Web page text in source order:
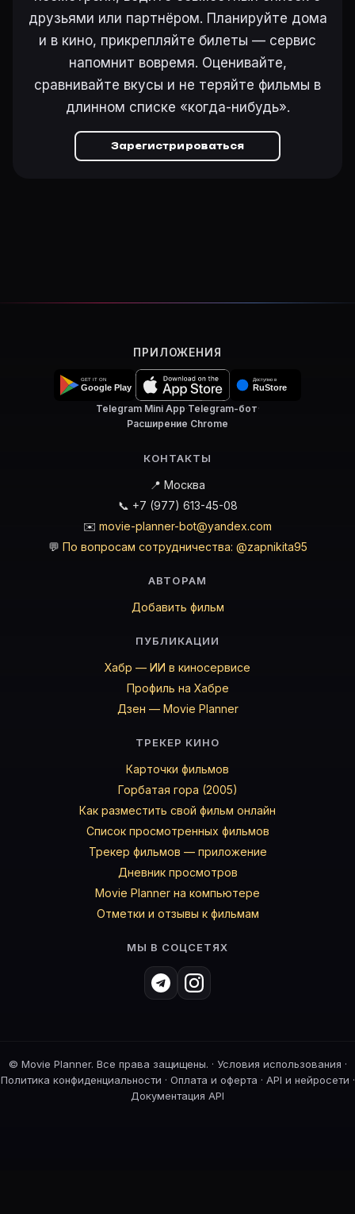
друзьями или партнёром. Планируйте дома
и в кино, прикрепляйте билеты — сервис
напомнит вовремя. Оценивайте,
сравнивайте вкусы и не теряйте фильмы в
длинном списке «когда-нибудь».
Зарегистрироваться
ПРИЛОЖЕНИЯ
Telegram Mini App·Telegram-бот·
Расширение Chrome
КОНТАКТЫ
📍 Москва
📞 +7 (977) 613-45-08
✉️ movie-planner-bot@yandex.com
💬 По вопросам сотрудничества: @zapnikita95
АВТОРАМ
Добавить фильм
ПУБЛИКАЦИИ
Хабр — ИИ в киносервисе
Профиль на Хабре
Дзен — Movie Planner
ТРЕКЕР КИНО
Карточки фильмов
Горбатая гора (2005)
Как разместить свой фильм онлайн
Список просмотренных фильмов
Трекер фильмов — приложение
Дневник просмотров
Movie Planner на компьютере
Отметки и отзывы к фильмам
МЫ В СОЦСЕТЯХ
© Movie Planner. Все права защищены. · Условия использования ·
Политика конфиденциальности · Оплата и оферта · API и нейросети ·
Документация API